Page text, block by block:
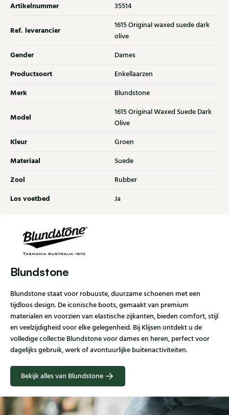
Artikelnummer 35514
Ref. leverancier
1615 Original waxed suede dark
olive
Gender Dames
Productsoort Enkellaarzen
Merk Blundstone
Model
1615 Original Waxed Suede Dark
Olive
Kleur Groen
Materiaal Suede
Zool Rubber
Los voetbed Ja
Blundstone
Blundstone staat voor robuuste, duurzame schoenen met een
tijdloos design. De iconische boots, gemaakt van premium
materialen en voorzien van elastische zijkanten, bieden comfort, stijl
en veelzijdigheid voor elke gelegenheid. Bij Klijsen ontdekt u de
volledige collectie Blundstone voor dames en heren, perfect voor
dagelijks gebruik, werk of avontuurlijke buitenactiviteiten.
Bekijk alles van Blundstone